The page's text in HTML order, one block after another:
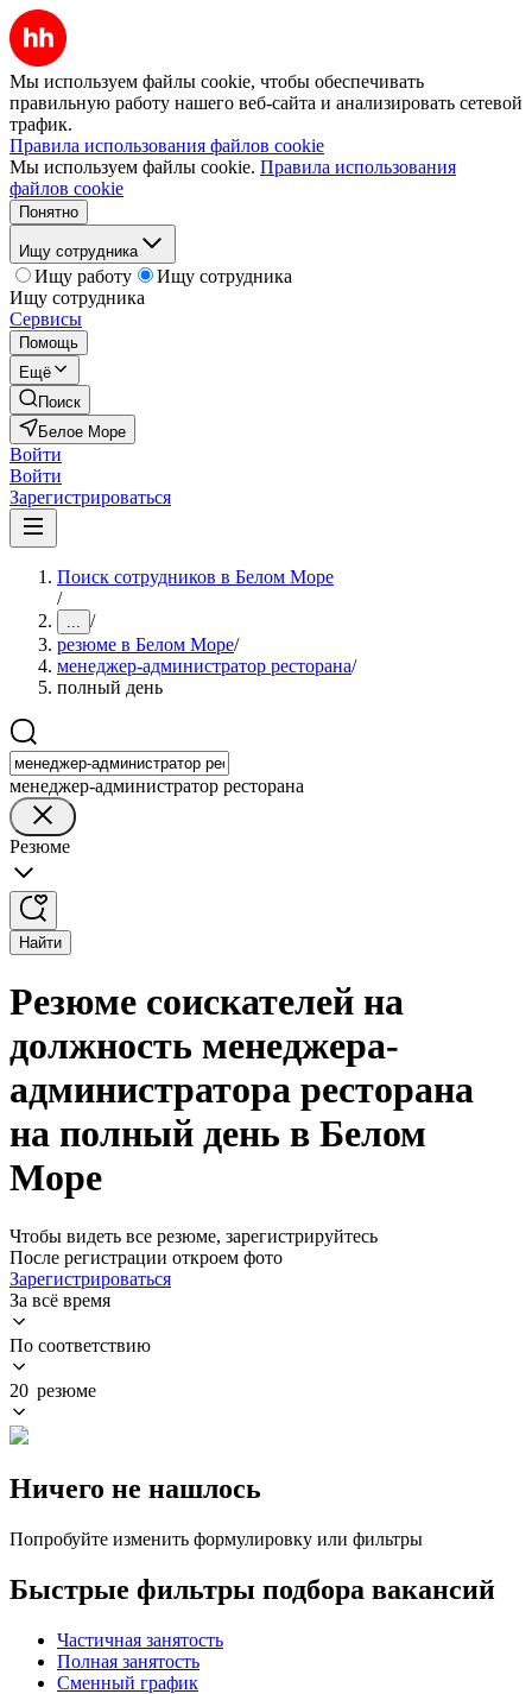
Мы используем файлы cookie, чтобы обеспечивать
правильную работу нашего веб-сайта и анализировать сетевой
трафик.
Правила использования файлов cookie
Мы используем файлы cookie. Правила использования
файлов cookie
Понятно
Ищу сотрудника
Ищу работу
Ищу сотрудника
Ищу сотрудника
Сервисы
Помощь
Ещё
Поиск
Белое Море
Войти
Войти
Зарегистрироваться
Поиск сотрудников в Белом Море
/
... /
резюме в Белом Море/
менеджер-администратор ресторана/
полный день
менеджер-администратор ресторана
Резюме
Найти
Резюме соискателей на
должность менеджера-
администратора ресторана
на полный день в Белом
Море
Чтобы видеть все резюме, зарегистрируйтесь
После регистрации откроем фото
Зарегистрироваться
За всё время
По соответствию
20 резюме
Ничего не нашлось
Попробуйте изменить формулировку или фильтры
Быстрые фильтры подбора вакансий
Частичная занятость
Полная занятость
Сменный график